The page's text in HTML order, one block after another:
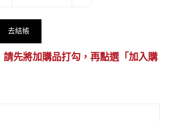
去結帳
請先將加購品打勾，再點選「加入購